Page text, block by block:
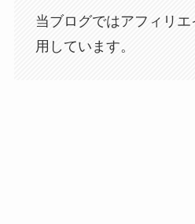
当ブログではアフィリエ
用しています。